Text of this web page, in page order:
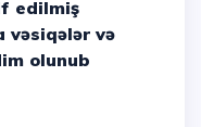
vəsiqələr və
olunub